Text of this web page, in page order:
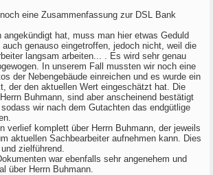
eine Zusammenfassung zur DSL Bank
angekündigt hat, muss man hier etwas Geduld
genauso eingetroffen, jedoch nicht, weil die
langsam arbeiten... . Es wird sehr genau
In unserem Fall mussten wir noch eine
der Nebengebäude einreichen und es wurde ein
der den aktuellen Wert eingeschätzt hat. Die
Buhmann, sind aber anscheinend bestätigt
wir nach dem Gutachten das endgütlige
verlief komplett über Herrn Buhmann, der jeweils
aktuellen Sachbearbeiter aufnehmen kann. Dies
zielführend.
war ebenfalls sehr angenehem und
über Herrn Buhmann.